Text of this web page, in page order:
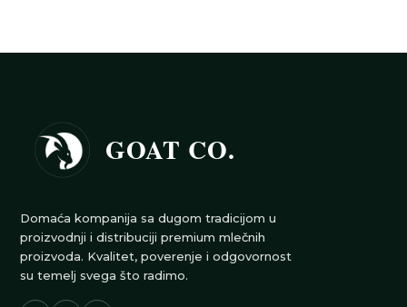
GOAT CO.
Domaća kompanija sa dugom tradicijom u
proizvodnji i distribuciji premium mlečnih
proizvoda. Kvalitet, poverenje i odgovornost
su temelj svega što radimo.